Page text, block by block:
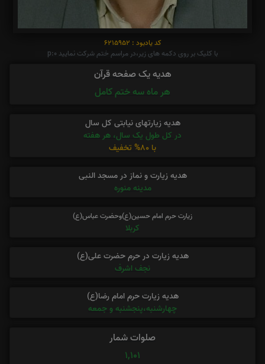
کد یادبود : 6215952
با کلیک بر روی دکمه های زیر،در مراسم ختم شرکت نمایید p:0
هدیه یک صفحه قرآن
هر ماه سه ختم کامل
هدیه زیارتهای نیابتی کل سال
در کل طول یک سال، هر هفته
با 80% تخفیف
هدیه زیارت و نماز در مسجد النبی
مدینه منوره
زیارت حرم امام حسین(ع)وحضرت عباس(ع)
کربلا
هدیه زیارت در حرم حضرت علی(ع)
نجف اشرف
هدیه زیارت حرم امام رضا(ع)
چهارشنبه،پنجشنبه و جمعه
صلوات شمار
1,101